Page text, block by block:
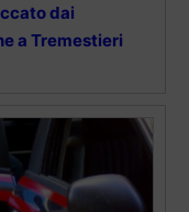
dai
a Tremestieri